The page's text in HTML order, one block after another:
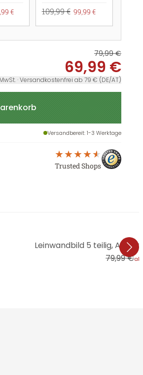
€
109,99 € 99,99 €
79,99 €
69,99 €
· Versandkostenfrei ab 79 € (DE/AT)
Versandbereit: 1-3 Werktage
Trusted Shops
Leinwandbild 5 teilig,
79,99 €ab